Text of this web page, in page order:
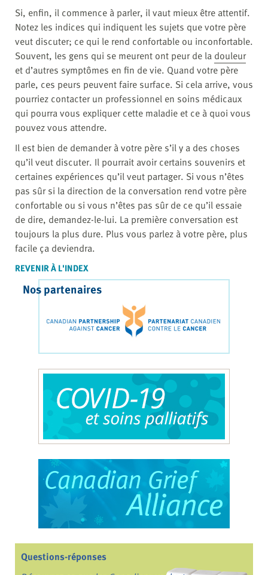
Si, enfin, il commence à parler, il vaut mieux être attentif.
Notez les indices qui indiquent les sujets que votre père
veut discuter; ce qui le rend confortable ou inconfortable.
Souvent, les gens qui se meurent ont peur de la douleur
et d’autres symptômes en fin de vie. Quand votre père
parle, ces peurs peuvent faire surface. Si cela arrive, vous
pourriez contacter un professionnel en soins médicaux
qui pourra vous expliquer cette maladie et ce à quoi vous
pouvez vous attendre.
Il est bien de demander à votre père s’il y a des choses
qu’il veut discuter. Il pourrait avoir certains souvenirs et
certaines expériences qu’il veut partager. Si vous n’êtes
pas sûr si la direction de la conversation rend votre père
confortable ou si vous n’êtes pas sûr de ce qu’il essaie
de dire, demandez-le-lui. La première conversation est
toujours la plus dure. Plus vous parlez à votre père, plus
facile ça deviendra.
REVENIR À L'INDEX
Nos partenaires
Questions-réponses